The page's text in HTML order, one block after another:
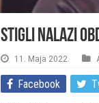
Stigli nalazi
11. Maja 2022.
Facebook